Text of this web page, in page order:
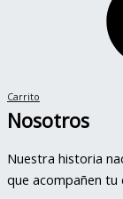
Carrito
Nosotros
Nuestra historia
que acompañen tu